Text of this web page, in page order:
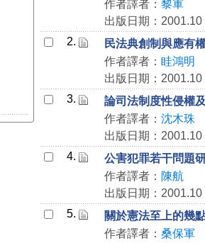
作者譯者： 黎軍
出版日期：2001.10
2.
民法典創制與應有
作者譯者： 眭鴻明
出版日期：2001.10
3.
論司法制度性侵權
作者譯者： 沈木珠
出版日期：2001.10
4.
公害犯罪若干問題
作者譯者： 陳航
出版日期：2001.10
5.
關於憲法至上的幾
作者譯者： 桑保軍